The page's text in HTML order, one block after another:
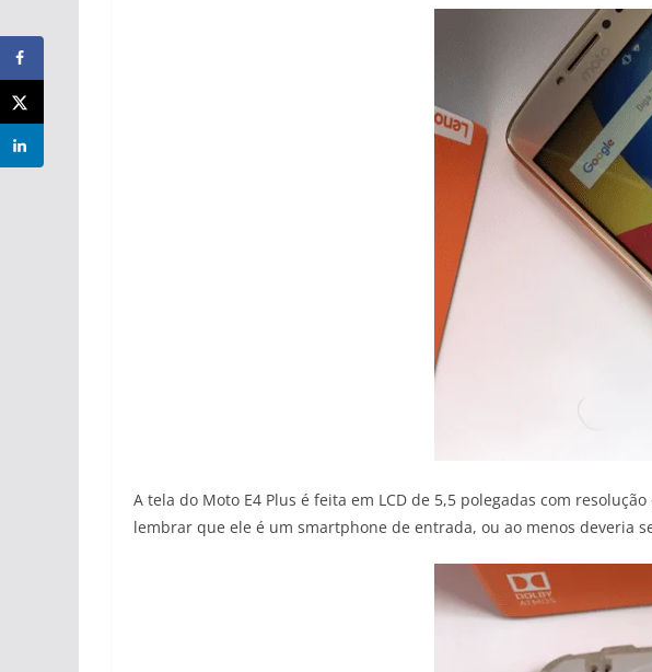
A tela do Moto E4 Plus é feita em LCD de 5,5 polegadas com
lembrar que ele é um smartphone de entrada, ou ao menos deveria